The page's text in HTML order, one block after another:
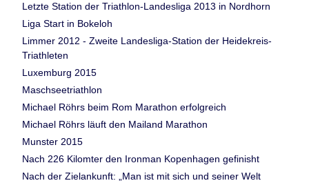
Letzte Station der Triathlon-Landesliga 2013 in Nordhorn
Liga Start in Bokeloh
Limmer 2012 - Zweite Landesliga-Station der Heidekreis-
Triathleten
Luxemburg 2015
Maschseetriathlon
Michael Röhrs beim Rom Marathon erfolgreich
Michael Röhrs läuft den Mailand Marathon
Munster 2015
Nach 226 Kilomter den Ironman Kopenhagen gefinisht
Nach der Zielankunft: „Man ist mit sich und seiner Welt